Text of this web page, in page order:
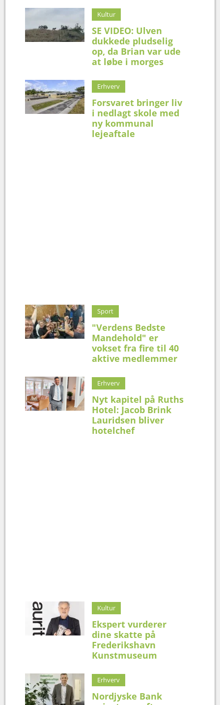
Kultur
SE VIDEO: Ulven
dukkede pludselig
op, da Brian var ude
at løbe i morges
Erhverv
Forsvaret bringer liv
i nedlagt skole med
ny kommunal
lejeaftale
Sport
"Verdens Bedste
Mandehold" er
vokset fra fire til 40
aktive medlemmer
Erhverv
Nyt kapitel på Ruths
Hotel: Jacob Brink
Lauridsen bliver
hotelchef
Kultur
Ekspert vurderer
dine skatte på
Frederikshavn
Kunstmuseum
Erhverv
Nordjyske Bank